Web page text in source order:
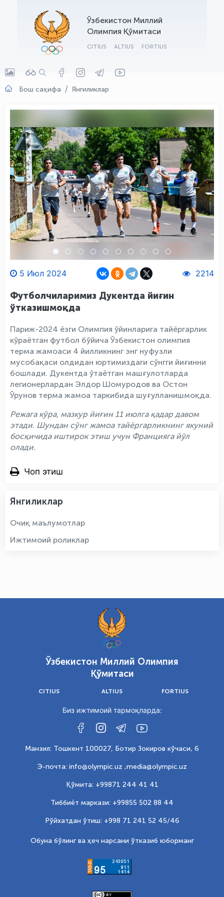
Ўзбекистон Миллий
Олимпия Қўмитаси
CITIUS ALTIUS FORTIUS
Бош саҳифа Янгиликлар
5 Июл 2024 2214
Футболчиларимиз Дукентда йиғин
ўтказишмоқда
Париж-2024 ёзги Олимпия ўйинларига тайёргарлик
кўраётган футбол бўйича Ўзбекистон олимпия
терма жамоаси 4 йилликнинг энг нуфузли
мусобақаси олдидан юртимиздаги сўнгги йиғинни
бошлади. Дукентда ўтаётган машғулотларда
легионерлардан Элдор Шомуродов ва Остон
Ўрунов терма жамоа таркибида шуғулланишмоқда.
Режага кўра, мазкур йиғин 11 июлга қадар давом
этади. Шундан сўнг жамоа тайёргарликнинг якуний
босқичида иштирок этиш учун Францияга йўл
олади.
Чоп этиш
Янгиликлар
Очиқ маълумотлар
Ижтимоий роликлар
Ўзбекистон Миллий Олимпия
Қўмитаси
CITIUS ALTIUS FORTIUS
Биз ижтимоий тармоқларда:
Манзил: Тошкент 100027, Ботир Зокиров кўчаси, 6
Э-почта: info@olympic.uz ,media@olympic.uz
Қўмита: +99871 244 41 41
Тиббиёт маркази: +99855 502 88 44
Рўйхатдан ўтиш: +998 71 241 52 45/46
Обуна бўлинг ва ҳеч нарсани ўтказиб юборманг
OLYMPCHIK AI - yordamchi
Онлайн · olympic.uz